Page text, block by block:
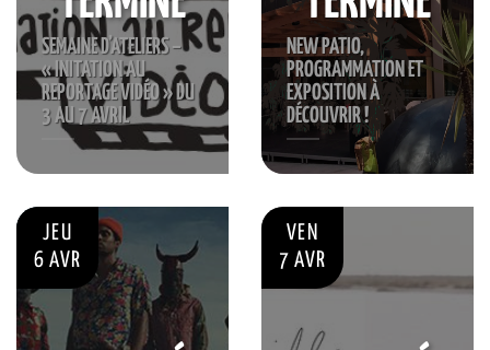
SEMAINE D’ATELIERS –
« INITATION AU
REPORTAGE VIDÉO » DU
3 AU 7 AVRIL
NEW PATIO,
PROGRAMMATION ET
EXPOSITION À
DÉCOUVRIR !
JEU
6 AVR
VEN
7 AVR